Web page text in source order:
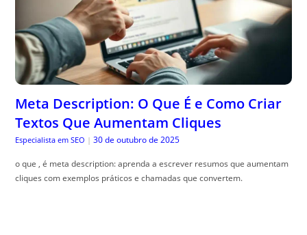
Meta Description: O Que É e Como Criar
Textos Que Aumentam Cliques
Especialista em SEO | 30 de outubro de 2025
o que , é meta description: aprenda a escrever resumos que aumentam
cliques com exemplos práticos e chamadas que convertem.